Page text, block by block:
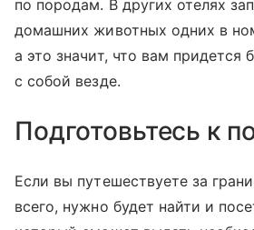
по породам. В других отелях
домашних животных одних в
а это значит, что вам придется
с собой везде.
Подготовьтесь к
Если вы путешествуете за
всего, нужно будет найти и